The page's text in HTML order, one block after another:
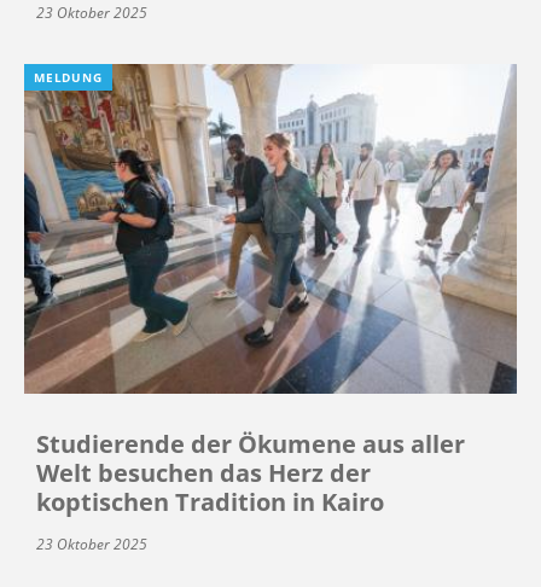
23 Oktober 2025
MELDUNG
Studierende der Ökumene aus aller
Welt besuchen das Herz der
koptischen Tradition in Kairo
23 Oktober 2025